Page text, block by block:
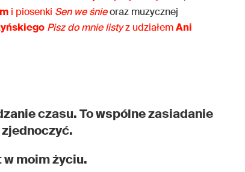
i piosenki Sen we śnieoraz muzycznej
Pisz do mnie listyz udziałemAni
czasu. To wspólne zasiadanie
moim życiu.